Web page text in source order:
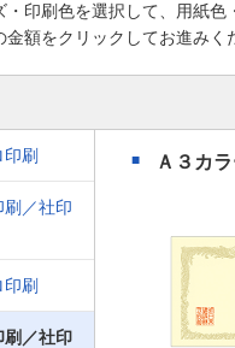
・印刷色を選択して、用紙
金額をクリックしてお進みく
刷
刷／社印
刷
刷／社印
Ａ３カ